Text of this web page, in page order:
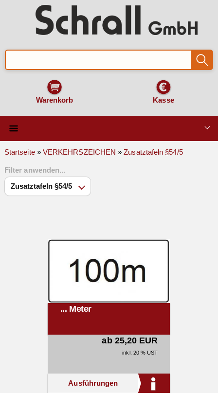
Warenkorb Kasse
Qualität & Technik
SCHILDER und AUFKLEBER
VERKEHRSZEICHEN
Startseite» VERKEHRSZEICHEN »Zusatztafeln §54/5
Filter anwenden...
... Meter
ab 25,20 EUR
inkl. 20 % UST
Ausführungen